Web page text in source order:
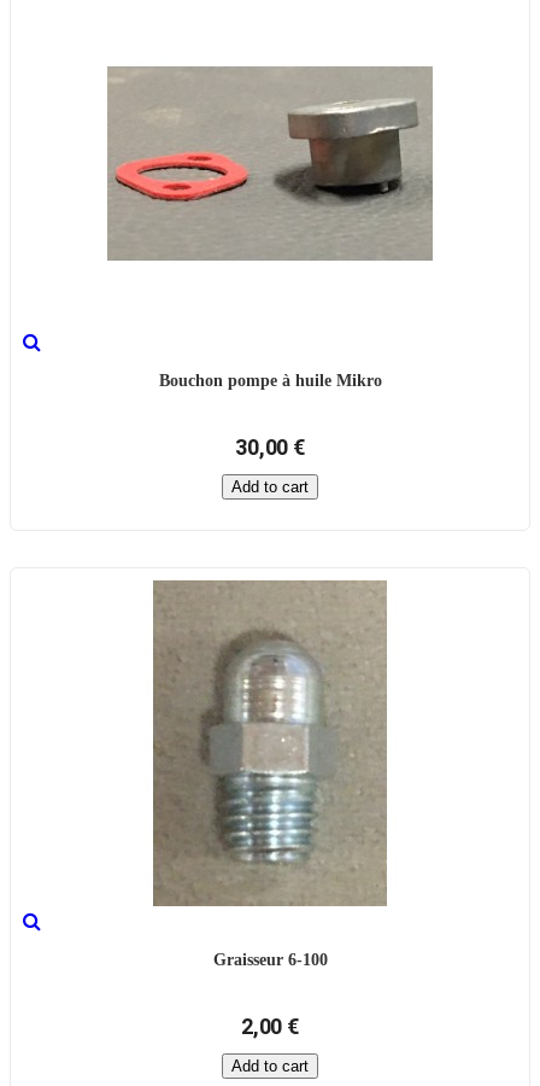
Bouchon pompe à huile Mikro
30,00 €
Add to cart
Graisseur 6-100
2,00 €
Add to cart